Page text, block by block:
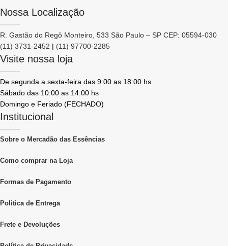
Nossa Localização
R. Gastão do Regô Monteiro, 533 São Paulo – SP CEP: 05594-030
(11) 3731-2452 | (11) 97700-2285
Visite nossa loja
De segunda a sexta-feira das 9:00 as 18:00 hs
Sábado das 10:00 as 14:00 hs
Domingo e Feriado (FECHADO)
Institucional
Sobre o Mercadão das Essências
Como comprar na Loja
Formas de Pagamento
Politica de Entrega
Frete e Devoluções